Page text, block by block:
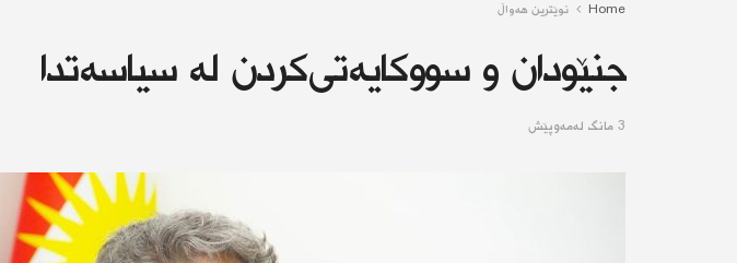
Home نوێترین هەواڵ
جنێودان و سووکایەتی‌کردن لە سیاسەتدا
3 مانگ له‌مه‌وپێش